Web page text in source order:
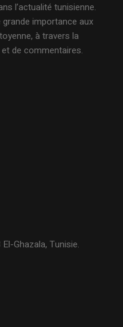
l’actualité tunisienne.
importance aux
à travers la
de commentaires.
Ghazala, Tunisie.